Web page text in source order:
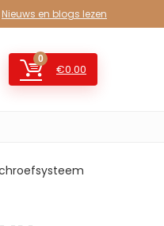
Nieuws en blogs lezen
0
€0.00